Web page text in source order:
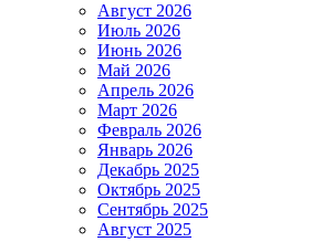
Август 2026
Июль 2026
Июнь 2026
Май 2026
Апрель 2026
Март 2026
Февраль 2026
Январь 2026
Декабрь 2025
Октябрь 2025
Сентябрь 2025
Август 2025